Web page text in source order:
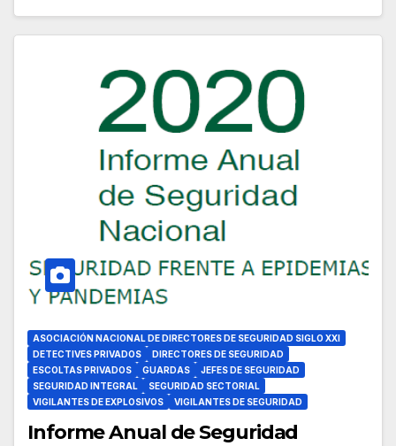
ASOCIACIÓN NACIONAL DE DIRECTORES DE SEGURIDAD SIGLO XXI
DETECTIVES PRIVADOS
DIRECTORES DE SEGURIDAD
ESCOLTAS PRIVADOS
GUARDAS
JEFES DE SEGURIDAD
SEGURIDAD INTEGRAL
SEGURIDAD SECTORIAL
VIGILANTES DE EXPLOSIVOS
VIGILANTES DE SEGURIDAD
Informe Anual de Seguridad